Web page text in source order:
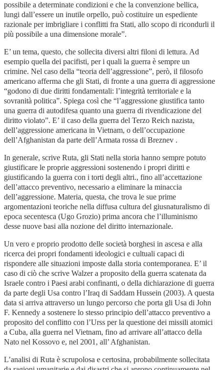
possibile a determinate condizioni e che la convenzione bellica,
lungi dall’essere un inutile orpello, può costituire un espediente
razionale per imbrigliare i conflitti fra Stati, allo scopo di ricondurli il
più possibile a una dimensione morale”.
E’ un tema, questo, che sollecita diversi altri filoni di lettura. Ad
esempio quella dei pacifisti, per i quali la guerra è sempre un
crimine. Nel caso della “teoria dell’aggressione”, però, il filosofo
americano afferma che gli Stati, di fronte a una guerra di aggressione
“godono di due diritti fondamentali: l’integrità territoriale e la
sovranità politica”. Spiega così che “l’aggressione giustifica tanto
una guerra di autodifesa quanto una guerra di rivendicazione del
diritto violato”. E’ il caso della guerra del Terzo Reich nazista,
dell’aggressione americana in Vietnam, o dell’occupazione
dell’Afghanistan da parte dell’Armata rossa di Breznev .
In generale, scrive Ruta, gli Stati nella storia hanno sempre potuto
giustificare le proprie aggressioni sostenendo i propri diritti e
giustificando la guerra con i torti degli altri., fino all’accettazione
dell’attacco preventivo, necessario a eliminare la minaccia
dell’aggressione. Materia, questa, che trova le sue prime
argomentazioni teoriche nella diffusa cultura del giusnaturalismo di
epoca secentesca (Ugo Grozio) prima ancora che l’illuminismo
desse nuove basi alla nozione del diritto internazionale.
Un vero e proprio prodotto delle società borghesi in ascesa e alla
ricerca dei propri fondamenti ideologici e cultuali capaci di
rispondere alle situazioni imposte dalla storia contemporanea. E’ il
caso di ciò che scrive Walzer a proposito della guerra scatenata da
Israele contro i Paesi arabi confinanti, o della dichiarazione di guerra
da parte degli Usa contro l’Iraq di Saddam Hussein (2003). A questa
data si arriva attraverso un lungo percorso che porta gli Usa di John
F. Kennedy a sostenere lo stesso principio dell’attacco preventivo a
proposito del conflitto con l’Urss per la questione dei missili atomici
a Cuba, alla guerra nel Vietnam, fino ad arrivare all’attacco della
Nato nel Kossovo e, nel 2001, all’ Afghanistan.
L’analisi di Ruta è scrupolosa e certosina, probabilmente sollecitata